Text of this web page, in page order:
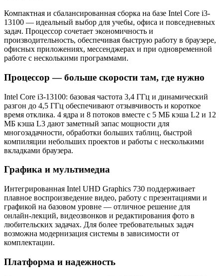
Компактная и сбалансированная сборка на базе Intel Core i3-
13100 — идеальный выбор для учебы, офиса и повседневных
задач. Процессор сочетает экономичность и
производительность, обеспечивая быструю работу в браузере,
офисных приложениях, мессенджерах и при одновременной
работе с несколькими программами.
Процессор — больше скорости там, где нужно
Intel Core i3-13100: базовая частота 3,4 ГГц и динамический
разгон до 4,5 ГГц обеспечивают отзывчивость и короткое
время отклика. 4 ядра и 8 потоков вместе с 5 МБ кэша L2 и 12
МБ кэша L3 дают заметный запас мощности для
многозадачности, обработки больших таблиц, быстрой
компиляции небольших проектов и работы с несколькими
вкладками браузера.
Графика и мультимедиа
Интегрированная Intel UHD Graphics 730 поддерживает
плавное воспроизведение видео, работу с презентациями и
графикой на базовом уровне — отличное решение для
онлайн-лекций, видеозвонков и редактирования фото в
любительских задачах. Для более требовательных задач
возможна модернизация системы в зависимости от
комплектации.
Платформа и надежность